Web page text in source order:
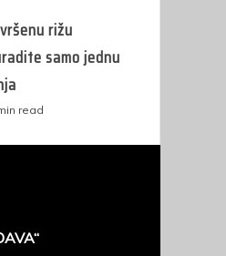
rižu
samo jednu
read